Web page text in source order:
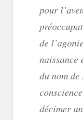
pour
de
naissance
du nom
décimer